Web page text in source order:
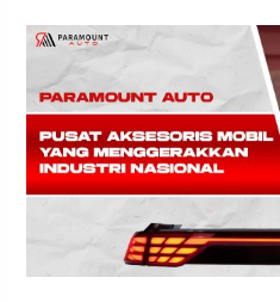
Inilah
Paramount,
Pusat
Aksesoris
Mobil
yang
Menggerakkan